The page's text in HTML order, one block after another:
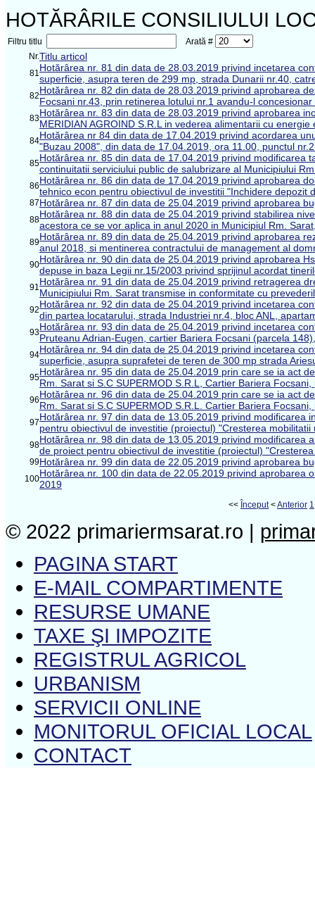
HOTĂRÂRILE CONSILIULUI
Filtru titlu
Arată #
Nr.Titlu articol
81Hotărârea nr. 81 din data de 28.03.2019 privind incetarea
superficie, asupra teren de 299 mp, strada Dunarii nr.40,
82Hotărârea nr. 82 din data de 28.03.2019 privind aprobarea
Focsani nr.43, prin retinerea lotului nr.1 avandu-l
83Hotărârea nr. 83 din data de 28.03.2019 privind aprobarea
MERIDIAN AGROIND S.R.L in vederea alimentarii cu
84Hotărârea nr 84 din data de 17.04.2019 privind acordarea
"Buzau 2008", din data de 17.04.2019, ora 11.00, punctul
85Hotărârea nr. 85 din data de 17.04.2019 privind modificarea
continuitatii serviciului public de salubrizare al Municipiului
86Hotărârea nr. 86 din data de 17.04.2019 privind aprobarea
tehnico econ pentru obiectivul de investitii "Inchidere depozit
87Hotărârea nr. 87 din data de 25.04.2019 privind aprobarea
88Hotărârea nr. 88 din data de 25.04.2019 privind stabilirea
acestora ce se vor aplica in anul 2020 in Municipiul Rm.
89Hotărârea nr. 89 din data de 25.04.2019 privind aprobarea
anul 2018, si mentinerea contractului de management al
90Hotărârea nr. 90 din data de 25.04.2019 privind aprobarea
depuse in baza Legii nr.15/2003 privind sprijinul acordat
91Hotărârea nr. 91 din data de 25.04.2019 privind retragerea
Municipiului Rm. Sarat transmise in conformitate cu
92Hotărârea nr. 92 din data de 25.04.2019 privind incetarea
din partea locatarului, strada Industriei nr.4, bloc ANL,
93Hotărârea nr. 93 din data de 25.04.2019 privind incetarea
Pruteanu Adrian-Eugen, cartier Bariera Focsani (parcela
94Hotărârea nr. 94 din data de 25.04.2019 privind incetarea
superficie, asupra suprafetei de teren de 300 mp strada
95Hotărârea nr. 95 din data de 25.04.2019 prin care se ia act
Rm. Sarat si S.C SUPERMOD S.R.L, Cartier Bariera
96Hotărârea nr. 96 din data de 25.04.2019 prin care se ia act
Rm. Sarat si S.C SUPERMOD S.R.L. Cartier Bariera
97Hotărârea nr. 97 din data de 13.05.2019 privind modificarea
pentru obiectivul de investitie (proiectul) "Cresterea
98Hotărârea nr. 98 din data de 13.05.2019 privind modificarea
de proiect pentru obiectivul de investitie (proiectul)
99Hotărârea nr. 99 din data de 22.05.2019 privind aprobarea
100Hotărârea nr. 100 din data de 22.05.2019 privind aprobarea
2019
<< Început<Anterior 1
© 2022 primariermsarat.ro |
PAGINA START
E-MAIL COMPARTIMENTE
RESURSE UMANE
TAXE ŞI IMPOZITE
REGISTRUL AGRICOL
URBANISM
SERVICII ONLINE
MONITORUL OFICIAL LOCAL
CONTACT